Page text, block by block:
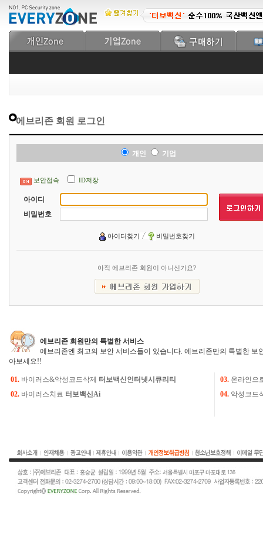
에브리존 회원 로그인
개인 기업
보안접속 ID저장
아이디
비밀번호
아이디찾기 비밀번호찾기
아직 에브리존 회원이 아니신가요?
에브리존 회원만의 특별한 서비스
에브리존엔 최고의 보안 서비스들이 있습니다. 에브리존만의 특별한 보
아보세요!!
01. 바이러스&악성코드삭제 터보백신인터넷시큐리티 03. 온라인으
02. 바이러스치료 터보백신Ai 04. 악성코드